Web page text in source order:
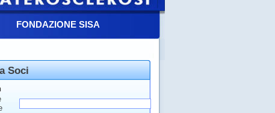
FONDAZIONE SISA
Soci